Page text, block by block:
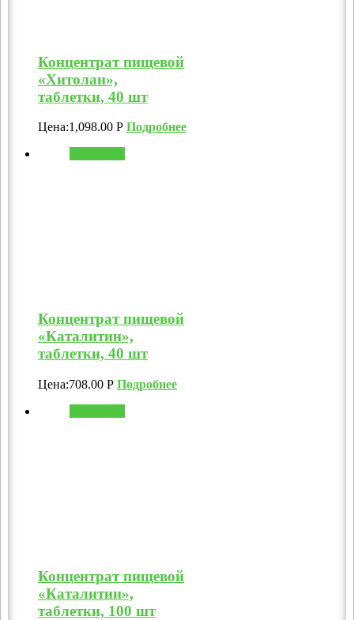
Концентрат пищевой
«Хитолан»,
таблетки, 40 шт
Цена:1,098.00 Р Подробнее
Концентрат пищевой
«Каталитин»,
таблетки, 40 шт
Цена:708.00 Р Подробнее
Концентрат пищевой
«Каталитин»,
таблетки, 100 шт